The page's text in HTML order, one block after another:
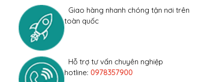
SIZE M 62K TRỞ XUỐNG
toàn quốc